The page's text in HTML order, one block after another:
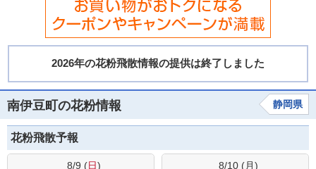
南伊豆町の花粉情報 静岡県
花粉飛散予報
8/9 (日) 8/10 (月)